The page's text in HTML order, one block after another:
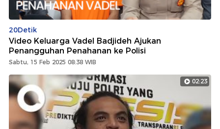
20Detik
Video Keluarga Vadel Badjideh Ajukan
Penangguhan Penahanan ke Polisi
Sabtu, 15 Feb 2025 08:38 WIB
02:23